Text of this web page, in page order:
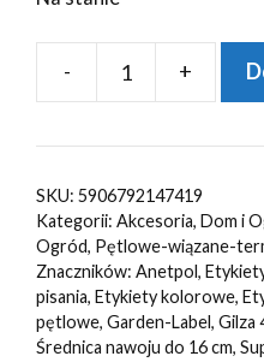
-
ilość
+
SKU: 5906792147419
Kategorii: Akcesoria, Dom i
Ogród, Pętlowe-wiązane-
Znaczników: Anetpol,
pisania, Etykiety kolorowe,
pętlowe, Garden-Label, Gilza
Średnica nawoju do 16 cm,